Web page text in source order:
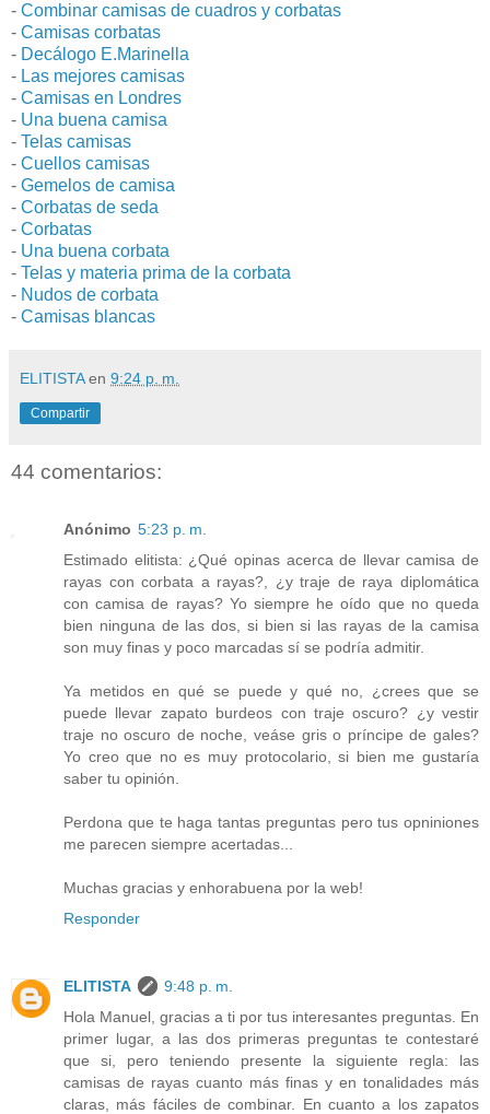
- Combinar camisas de cuadros y corbatas
- Camisas corbatas
- Decálogo E.Marinella
- Las mejores camisas
- Camisas en Londres
- Una buena camisa
- Telas camisas
- Cuellos camisas
- Gemelos de camisa
- Corbatas de seda
- Corbatas
- Una buena corbata
- Telas y materia prima de la corbata
- Nudos de corbata
- Camisas blancas
ELITISTA en 9:24 p. m.
Compartir
44 comentarios:
Anónimo 5:23 p. m.
Estimado elitista: ¿Qué opinas acerca de llevar camisa de
rayas con corbata a rayas?, ¿y traje de raya diplomática
con camisa de rayas? Yo siempre he oído que no queda
bien ninguna de las dos, si bien si las rayas de la camisa
son muy finas y poco marcadas sí se podría admitir.
Ya metidos en qué se puede y qué no, ¿crees que se
puede llevar zapato burdeos con traje oscuro? ¿y vestir
traje no oscuro de noche, veáse gris o príncipe de gales?
Yo creo que no es muy protocolario, si bien me gustaría
saber tu opinión.
Perdona que te haga tantas preguntas pero tus opniniones
me parecen siempre acertadas...
Muchas gracias y enhorabuena por la web!
Responder
ELITISTA
9:48 p. m.
Hola Manuel, gracias a ti por tus interesantes preguntas. En
primer lugar, a las dos primeras preguntas te contestaré
que si, pero teniendo presente la siguiente regla: las
camisas de rayas cuanto más finas y en tonalidades más
claras, más fáciles de combinar. En cuanto a los zapatos